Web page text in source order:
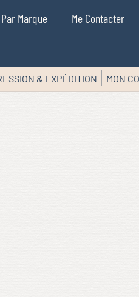
Marque Me Contacter
& EXPÉDITION MON